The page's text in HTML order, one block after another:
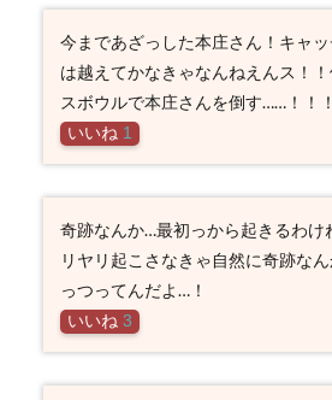
今まであざっした本庄さん！キャ
は越えてかなきゃなんねえんス！
スボウルで本庄さんを倒す……！！！
いいね 1
奇跡なんか…最初っから起きるわけ
リヤリ起こさなきゃ自然に奇跡な
っつってんだよ…！
いいね 3